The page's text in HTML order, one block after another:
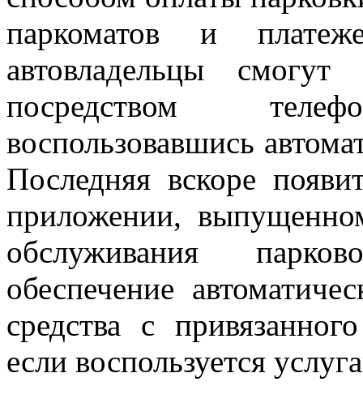
паркоматов и
автовладельцы
посредством
воспользовавшись
Последняя вскоре
приложении,
обслуживания
обеспечение
средства с
если воспользуется